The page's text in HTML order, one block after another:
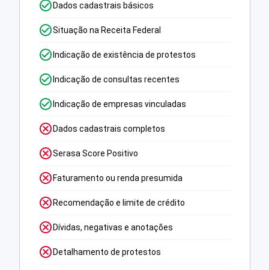
Dados cadastrais básicos
Situação na Receita Federal
Indicação de existência de protestos
Indicação de consultas recentes
Indicação de empresas vinculadas
Dados cadastrais completos
Serasa Score Positivo
Faturamento ou renda presumida
Recomendação e limite de crédito
Dívidas, negativas e anotações
Detalhamento de protestos